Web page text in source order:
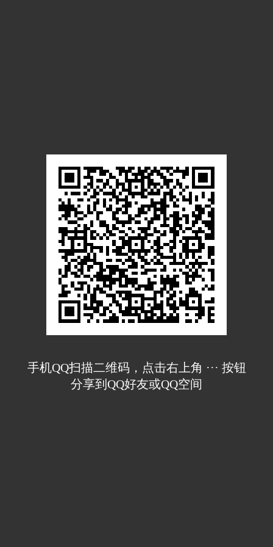
手机QQ扫描二维码，点击右上角 ··· 按钮
分享到QQ好友或QQ空间